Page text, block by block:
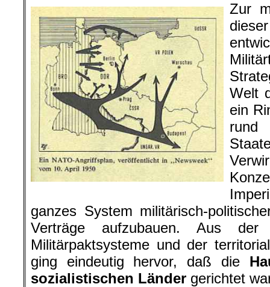
Zur
Welt
ein
rund
ganzes System militärisch-
Verträge aufzubauen. Aus der
Militärpaktsysteme und der
ging eindeutig hervor, daß die
sozialistischen Länder gerichtet